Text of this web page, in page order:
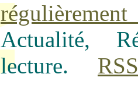
Actualité,
lecture. RSS